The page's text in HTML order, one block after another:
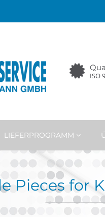
ISO
LIEFERPROGRAMM
Pieces for